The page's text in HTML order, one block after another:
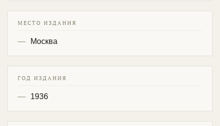
МЕСТО ИЗДАНИЯ
Москва
ГОД ИЗДАНИЯ
1936